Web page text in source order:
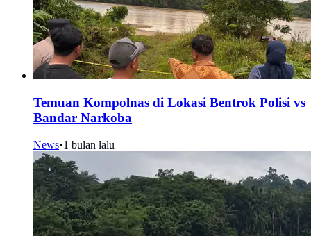
Temuan Kompolnas di Lokasi Bentrok Polisi vs
Bandar Narkoba
News•1 bulan lalu